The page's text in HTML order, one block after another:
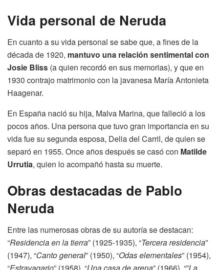
Vida personal de Neruda
En cuanto a su vida personal se sabe que, a fines de la
década de 1920, mantuvo una relación sentimental con
Josie Bliss (a quien recordó en sus memorias), y que en
1930 contrajo matrimonio con la javanesa María Antonieta
Haagenar.
En España nació su hija, Malva Marina, que falleció a los
pocos años. Una persona que tuvo gran importancia en su
vida fue su segunda esposa, Delia del Carril, de quien se
separó en 1955. Once años después se casó con Matilde
Urrutia, quien lo acompañó hasta su muerte.
Obras destacadas de Pablo
Neruda
Entre las numerosas obras de su autoría se destacan:
“Residencia en la tierra” (1925-1935), “Tercera residencia”
(1947), “Canto general” (1950), “Odas elementales” (1954),